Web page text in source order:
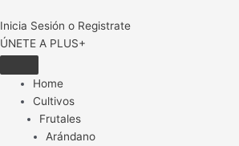
Inicia Sesión o Registrate
ÚNETE A PLUS+
Home
Cultivos
Frutales
Arándano